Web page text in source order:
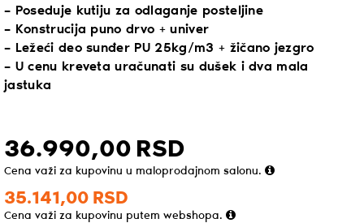
– Poseduje kutiju za odlaganje posteljine
– Konstrucija puno drvo + univer
– Ležeći deo sunđer PU 25kg/m3 + žičano jezgro
– U cenu kreveta uračunati su dušek i dva mala
jastuka
36.990,00 RSD
Cena važi za kupovinu u maloprodajnom salonu.
35.141,00 RSD
Cena važi za kupovinu putem webshopa.